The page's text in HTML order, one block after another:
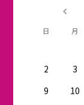
日 月
2
3
9
10